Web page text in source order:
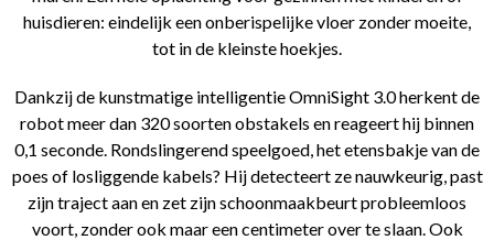
huisdieren: eindelijk een onberispelijke vloer zonder moeite,
tot in de kleinste hoekjes.
Dankzij de kunstmatige intelligentie OmniSight 3.0 herkent de
robot meer dan 320 soorten obstakels en reageert hij binnen
0,1 seconde. Rondslingerend speelgoed, het etensbakje van de
poes of losliggende kabels? Hij detecteert ze nauwkeurig, past
zijn traject aan en zet zijn schoonmaakbeurt probleemloos
voort, zonder ook maar een centimeter over te slaan. Ook